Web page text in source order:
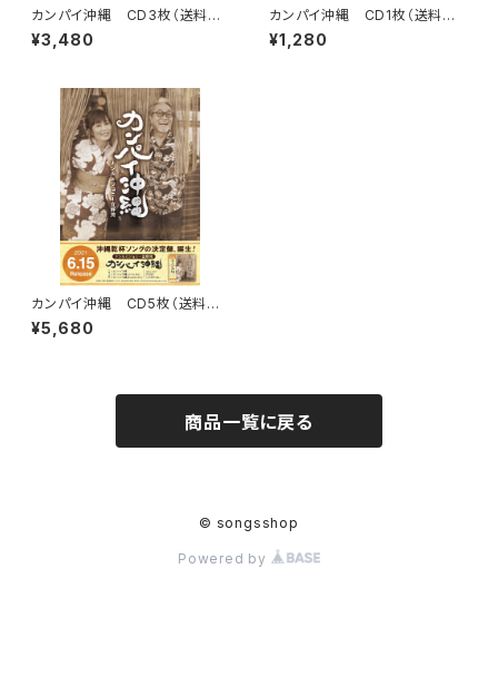
カンパイ沖縄 CD3枚（送料
込）※スマートレターで発送
¥3,480
カンパイ沖縄 CD1枚（送料込）
※スマートレターで発送
¥1,280
カンパイ沖縄 CD5枚（送料込）
※スマートレターで発送
¥5,680
商品一覧に戻る
© songsshop
Powered by